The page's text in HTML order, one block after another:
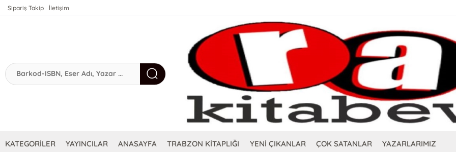
Sipariş Takip İletişim
KATEGORİLER YAYINCILAR ANASAYFA TRABZON KİTAPLIĞI YENİ ÇIKANLAR ÇOK SATANLAR YAZARLARIMIZ